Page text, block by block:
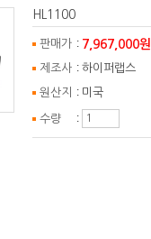
HL1100
판매가 : 7,967,000원
제조사 : 하이퍼랩스
원산지 : 미국
수량 :